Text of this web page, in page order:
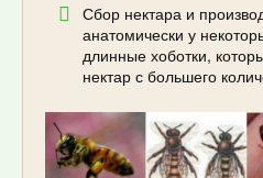
Сбор нектара и
анатомически у
длинные хоботки,
нектар с большего